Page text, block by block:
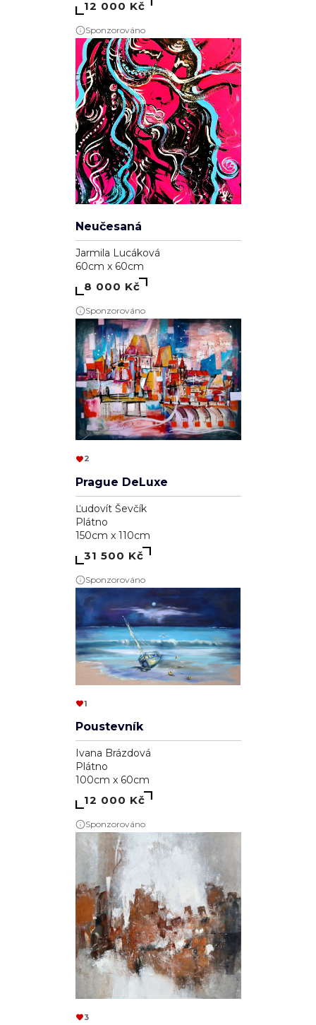
12 000 Kč
Sponzorováno
Neučesaná
Jarmila Lucáková
60cm x 60cm
8 000 Kč
Sponzorováno
2
Prague DeLuxe
Ľudovít Ševčík
Plátno
150cm x 110cm
31 500 Kč
Sponzorováno
1
Poustevník
Ivana Brázdová
Plátno
100cm x 60cm
12 000 Kč
Sponzorováno
3